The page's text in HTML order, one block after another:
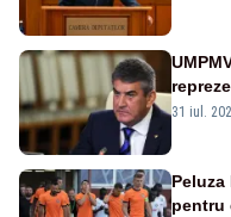
31 iul.
Peluza
pentru